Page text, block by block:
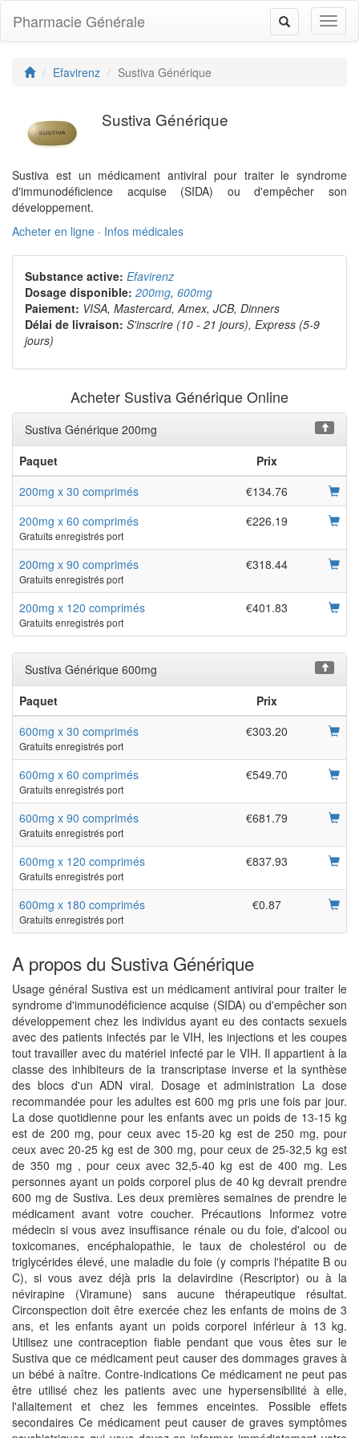
Toggle
navigation
Pharmacie Générale
Efavirenz Sustiva Générique
Sustiva Générique
Sustiva est un médicament antiviral pour traiter le syndrome
d'immunodéficience acquise (SIDA) ou d'empêcher son
développement.
Acheter en ligne · Infos médicales
Substance active: Efavirenz
Dosage disponible: 200mg, 600mg
Paiement: VISA, Mastercard, Amex, JCB, Dinners
Délai de livraison: S'inscrire (10 - 21 jours), Express (5-9
jours)
Acheter Sustiva Générique Online
Sustiva Générique 200mg
Paquet
Prix
200mg x 30 comprimés
€134.76
200mg x 60 comprimés
Gratuits enregistrés port
€226.19
200mg x 90 comprimés
Gratuits enregistrés port
€318.44
200mg x 120 comprimés
Gratuits enregistrés port
€401.83
Sustiva Générique 600mg
Paquet
Prix
600mg x 30 comprimés
Gratuits enregistrés port
€303.20
600mg x 60 comprimés
Gratuits enregistrés port
€549.70
600mg x 90 comprimés
Gratuits enregistrés port
€681.79
600mg x 120 comprimés
Gratuits enregistrés port
€837.93
600mg x 180 comprimés
Gratuits enregistrés port
€0.87
A propos du Sustiva Générique
Usage général Sustiva est un médicament antiviral pour traiter le
syndrome d'immunodéficience acquise (SIDA) ou d'empêcher son
développement chez les individus ayant eu des contacts sexuels
avec des patients infectés par le VIH, les injections et les coupes
tout travailler avec du matériel infecté par le VIH. Il appartient à la
classe des inhibiteurs de la transcriptase inverse et la synthèse
des blocs d'un ADN viral. Dosage et administration La dose
recommandée pour les adultes est 600 mg pris une fois par jour.
La dose quotidienne pour les enfants avec un poids de 13-15 kg
est de 200 mg, pour ceux avec 15-20 kg est de 250 mg, pour
ceux avec 20-25 kg est de 300 mg, pour ceux de 25-32,5 kg est
de 350 mg , pour ceux avec 32,5-40 kg est de 400 mg. Les
personnes ayant un poids corporel plus de 40 kg devrait prendre
600 mg de Sustiva. Les deux premières semaines de prendre le
médicament avant votre coucher. Précautions Informez votre
médecin si vous avez insuffisance rénale ou du foie, d'alcool ou
toxicomanes, encéphalopathie, le taux de cholestérol ou de
triglycérides élevé, une maladie du foie (y compris l'hépatite B ou
C), si vous avez déjà pris la delavirdine (Rescriptor) ou à la
névirapine (Viramune) sans aucune thérapeutique résultat.
Circonspection doit être exercée chez les enfants de moins de 3
ans, et les enfants ayant un poids corporel inférieur à 13 kg.
Utilisez une contraception fiable pendant que vous êtes sur le
Sustiva que ce médicament peut causer des dommages graves à
un bébé à naître. Contre-indications Ce médicament ne peut pas
être utilisé chez les patients avec une hypersensibilité à elle,
l'allaitement et chez les femmes enceintes. Possible effets
secondaires Ce médicament peut causer de graves symptômes